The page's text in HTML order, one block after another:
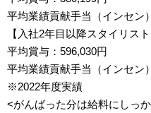
平均業績貢献手当（インセン
【入社2年目以降スタイリス
平均賞与：596,030円
平均業績貢献手当（インセン
※2022年度実績
<がんばった分は給料にしっ